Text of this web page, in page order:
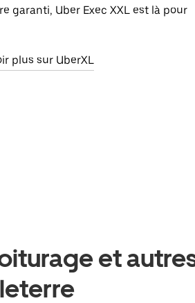
garanti, Uber Exec XXL est là pour
plus sur UberXL
et